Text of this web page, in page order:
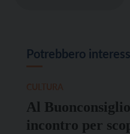
Potrebbero
Al
incontro per